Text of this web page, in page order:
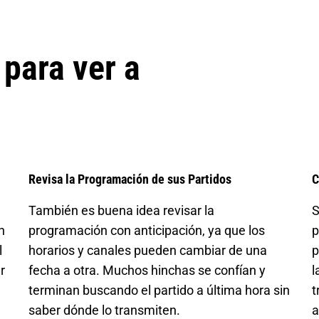
ver a
Revisa la Programación de sus Partidos
También es buena idea revisar la
programación con anticipación, ya que los
horarios y canales pueden cambiar de una
fecha a otra. Muchos hinchas se confían y
terminan buscando el partido a última hora sin
saber dónde lo transmiten.